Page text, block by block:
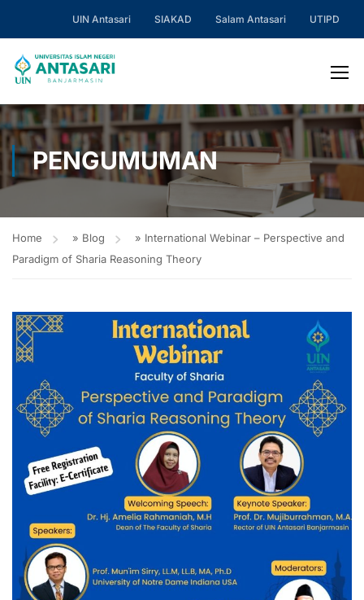
UIN Antasari SIAKAD Salam Antasari UTIPD
PENGUMUMAN
Home » Blog » International Webinar – Perspective and
Paradigm of Sharia Reasoning Theory